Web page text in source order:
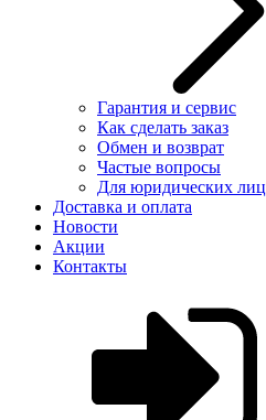
Гарантия и сервис
Как сделать заказ
Обмен и возврат
Частые вопросы
Для юридических лиц
Доставка и оплата
Новости
Акции
Контакты